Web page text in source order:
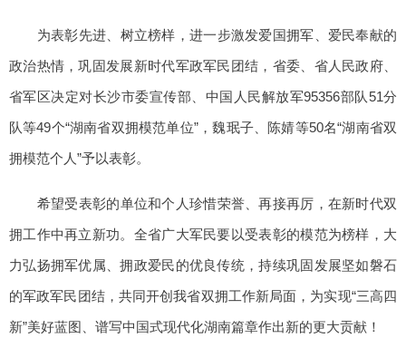
为表彰先进、树立榜样，进一步激发爱国拥军、爱民奉献的
政治热情，巩固发展新时代军政军民团结，省委、省人民政府、
省军区决定对长沙市委宣传部、中国人民解放军95356部队51分
队等49个“湖南省双拥模范单位”，魏珉子、陈婧等50名“湖南省双
拥模范个人”予以表彰。
希望受表彰的单位和个人珍惜荣誉、再接再厉，在新时代双
拥工作中再立新功。全省广大军民要以受表彰的模范为榜样，大
力弘扬拥军优属、拥政爱民的优良传统，持续巩固发展坚如磐石
的军政军民团结，共同开创我省双拥工作新局面，为实现“三高四
新”美好蓝图、谱写中国式现代化湖南篇章作出新的更大贡献！